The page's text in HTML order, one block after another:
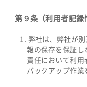
第９条（利用者記録
弊社は、弊社が
報の保存を保証し
責任において利用
バックアップ作業